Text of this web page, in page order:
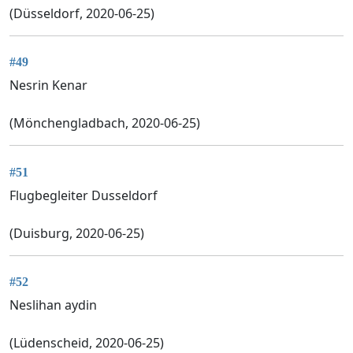
(Düsseldorf, 2020-06-25)
#49
Nesrin Kenar
(Mönchengladbach, 2020-06-25)
#51
Flugbegleiter Dusseldorf
(Duisburg, 2020-06-25)
#52
Neslihan aydin
(Lüdenscheid, 2020-06-25)